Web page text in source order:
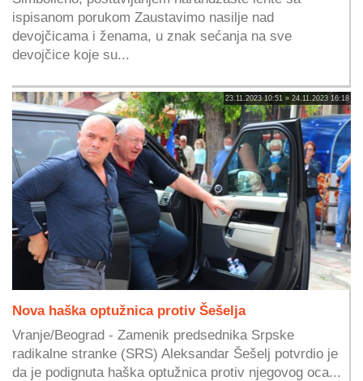
ispisanom porukom Zaustavimo nasilje nad
devojčicama i ženama, u znak sećanja na sve
devojčice koje su...
23.11.2023 10:51 » 24.11.2023 16:18
Nova haška optužnica protiv Šešelja
Vranje/Beograd - Zamenik predsednika Srpske
radikalne stranke (SRS) Aleksandar Šešelj potvrdio je
da je podignuta haška optužnica protiv njegovog oca...